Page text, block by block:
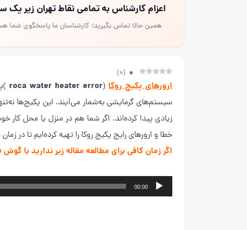
اعزام کارشناس به تمامی نقاط تهران زیر یک
همین حالا تماس بگیرید؛ کارشناسان ما پاسخگوی شما
0
(
0
)
ارورهای پکیج روکا(
roca water heater error
سیستم‌های گرمایشی به‌شمار می‌آیند. این پکیج‌ها نه‌تنها
زیادی پیدا کرده‌اند. اگر شما هم در منزل یا محل کار
خطا و ارورهای رایج پکیج روکا را تهیه کرده‌ایم تا در
اگر زمان کافی برای مطالعه مقاله زیر ندارید با
پخش‌کننده
صوت
00:00